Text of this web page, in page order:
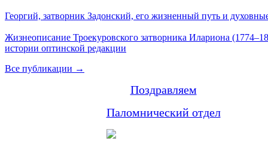
Георгий, затворник Задонский, его жизненный путь и
Жизнеописание Троекуровского затворника Илариона
истории оптинской редакции
Все публикации →
Поздравляем
Паломнический отдел